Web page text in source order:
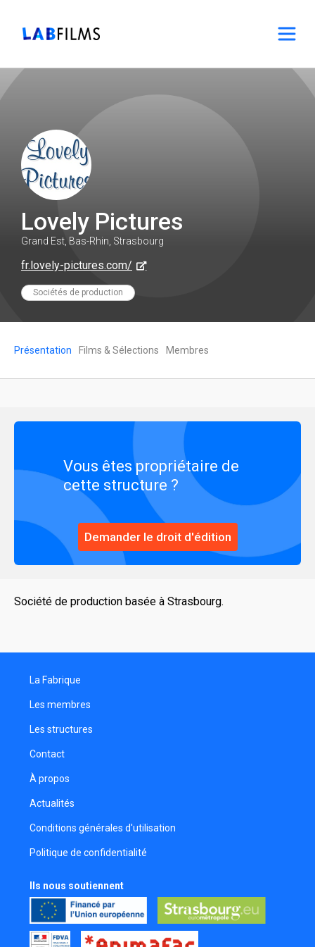
Lovely Pictures
Grand Est, Bas-Rhin, Strasbourg
fr.lovely-pictures.com/
Sociétés de production
Présentation Films & Sélections Membres
Société de production basée à Strasbourg.
Vous êtes propriétaire de
cette structure ?
Demander le droit d'édition
La Fabrique
Les membres
Les structures
Contact
À propos
Actualités
Conditions générales d'utilisation
Politique de confidentialité
Ils nous soutiennent